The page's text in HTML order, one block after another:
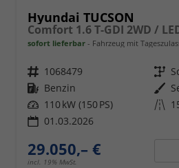
Hyundai TUCSON
sofort lieferbar Fahrzeug mit
Fahrzeugnr. 1068479 Getriebe
Kraftstoff Benzin Außenfarbe
Leistung 110 kW (150 PS) Kilometerstand
01.03.2026
29.050,– €
incl. 19% MwSt.